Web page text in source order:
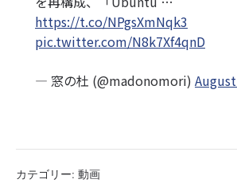
https://t.co/NPgsXmNqk3
pic.twitter.com/N8k7Xf4qnD
— 窓の杜 (@madonomori)
カテゴリー: 動画